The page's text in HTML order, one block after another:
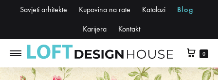
Savjeti arhitekte Kupovina na rate Katalozi Blog
Karijera Kontakt
0